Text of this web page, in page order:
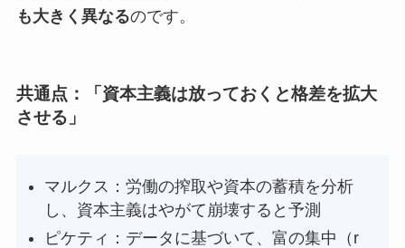
も大きく異なるのです。
共通点：「資本主義は放っておくと格差を拡大
させる」
マルクス：労働の搾取や資本の蓄積を分析
し、資本主義はやがて崩壊すると予測
ピケティ：データに基づいて、富の集中（r